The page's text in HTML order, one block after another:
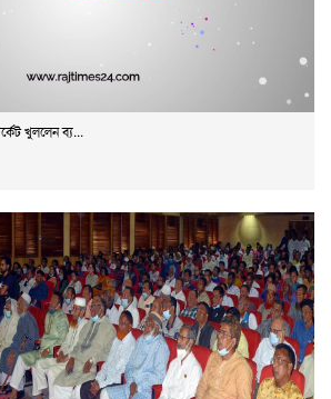
খুললেন ব্য...